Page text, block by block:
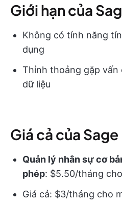
Giới hạn của
Không có tính năng
dụng
Thỉnh thoảng gặp vấn
dữ liệu
Giá cả của Sage
Quản lý nhân sự cơ
phép: $5.50/tháng
Giá cả: $3/tháng cho